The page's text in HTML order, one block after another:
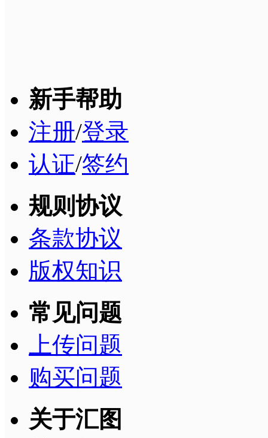
新手帮助
注册/登录
认证/签约
规则协议
条款协议
版权知识
常见问题
上传问题
购买问题
关于汇图